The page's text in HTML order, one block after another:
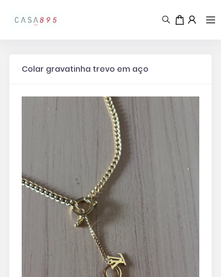
Colar gravatinha trevo em aço